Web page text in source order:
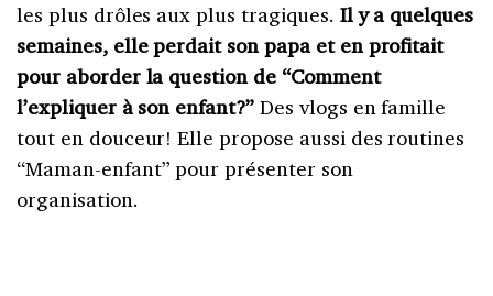
les plus drôles aux plus tragiques. Il y a quelques
semaines, elle perdait son papa et en profitait
pour aborder la question de “Comment
l’expliquer à son enfant?” Des vlogs en famille
tout en douceur! Elle propose aussi des routines
“Maman-enfant” pour présenter son
organisation.